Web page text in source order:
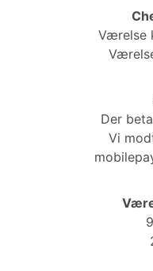
Værelse
Der
Vi